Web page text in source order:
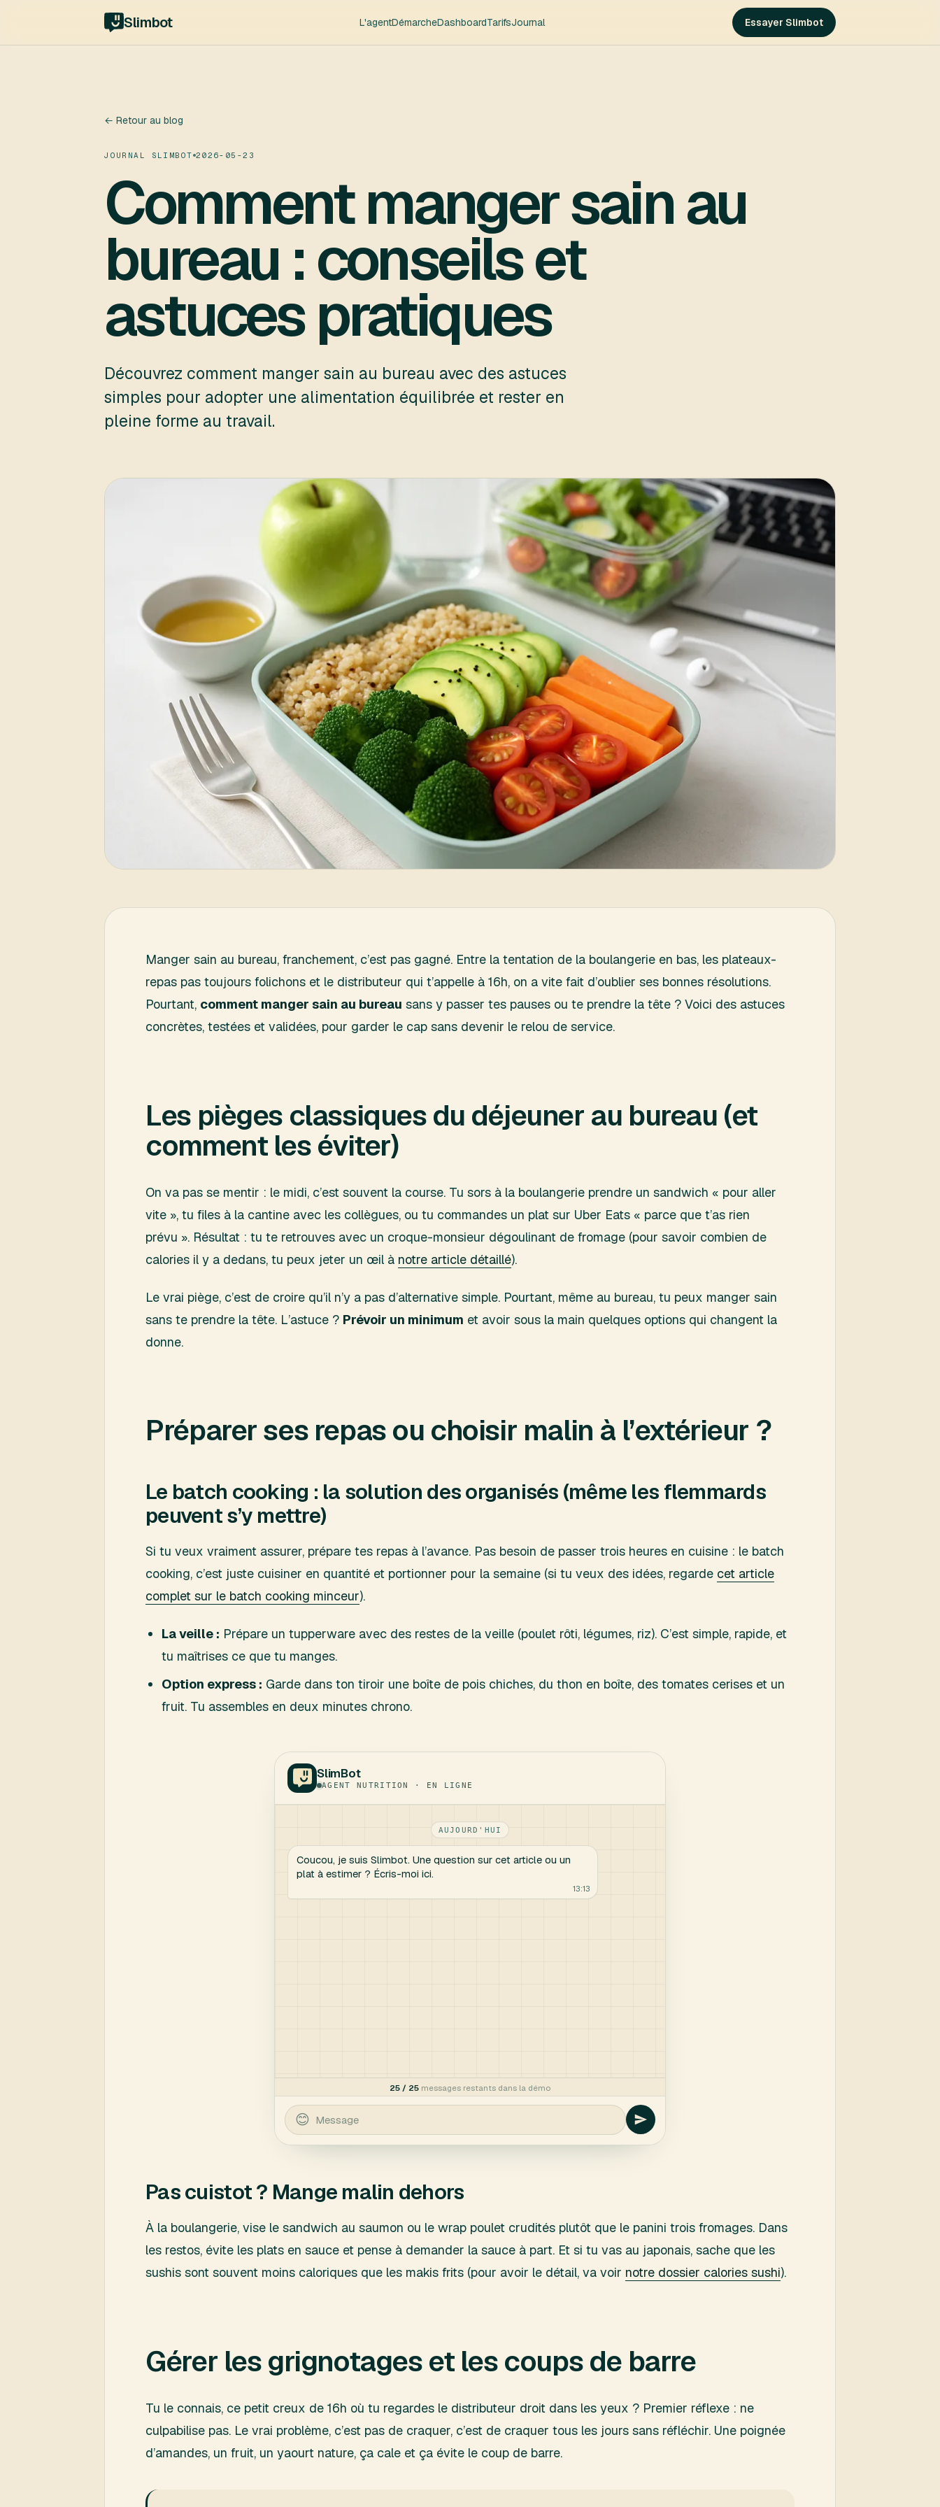
Slimbot L'agentDémarcheDashboardTarifsJournal Essayer Slimbot
← Retour au blog
JOURNAL SLIMBOT 2026-05-23
Comment manger sain au
bureau : conseils et
astuces pratiques
Découvrez comment manger sain au bureau avec des astuces
simples pour adopter une alimentation équilibrée et rester en
pleine forme au travail.
Manger sain au bureau, franchement, c’est pas gagné. Entre la tentation de la boulangerie en bas, les plateaux-
repas pas toujours folichons et le distributeur qui t’appelle à 16h, on a vite fait d’oublier ses bonnes résolutions.
Pourtant, comment manger sain au bureau sans y passer tes pauses ou te prendre la tête ? Voici des astuces
concrètes, testées et validées, pour garder le cap sans devenir le relou de service.
Les pièges classiques du déjeuner au bureau (et
comment les éviter)
On va pas se mentir : le midi, c’est souvent la course. Tu sors à la boulangerie prendre un sandwich « pour aller
vite », tu files à la cantine avec les collègues, ou tu commandes un plat sur Uber Eats « parce que t’as rien
prévu ». Résultat : tu te retrouves avec un croque-monsieur dégoulinant de fromage (pour savoir combien de
calories il y a dedans, tu peux jeter un œil à notre article détaillé).
Le vrai piège, c’est de croire qu’il n’y a pas d’alternative simple. Pourtant, même au bureau, tu peux manger sain
sans te prendre la tête. L’astuce ? Prévoir un minimum et avoir sous la main quelques options qui changent la
donne.
Préparer ses repas ou choisir malin à l’extérieur ?
Le batch cooking : la solution des organisés (même les flemmards
peuvent s’y mettre)
Si tu veux vraiment assurer, prépare tes repas à l’avance. Pas besoin de passer trois heures en cuisine : le batch
cooking, c’est juste cuisiner en quantité et portionner pour la semaine (si tu veux des idées, regarde cet article
complet sur le batch cooking minceur).
La veille : Prépare un tupperware avec des restes de la veille (poulet rôti, légumes, riz). C’est simple, rapide, et
tu maîtrises ce que tu manges.
Option express : Garde dans ton tiroir une boîte de pois chiches, du thon en boîte, des tomates cerises et un
fruit. Tu assembles en deux minutes chrono.
Pas cuistot ? Mange malin dehors
À la boulangerie, vise le sandwich au saumon ou le wrap poulet crudités plutôt que le panini trois fromages. Dans
les restos, évite les plats en sauce et pense à demander la sauce à part. Et si tu vas au japonais, sache que les
sushis sont souvent moins caloriques que les makis frits (pour avoir le détail, va voir notre dossier calories sushi).
Gérer les grignotages et les coups de barre
Tu le connais, ce petit creux de 16h où tu regardes le distributeur droit dans les yeux ? Premier réflexe : ne
culpabilise pas. Le vrai problème, c’est pas de craquer, c’est de craquer tous les jours sans réfléchir. Une poignée
d’amandes, un fruit, un yaourt nature, ça cale et ça évite le coup de barre.